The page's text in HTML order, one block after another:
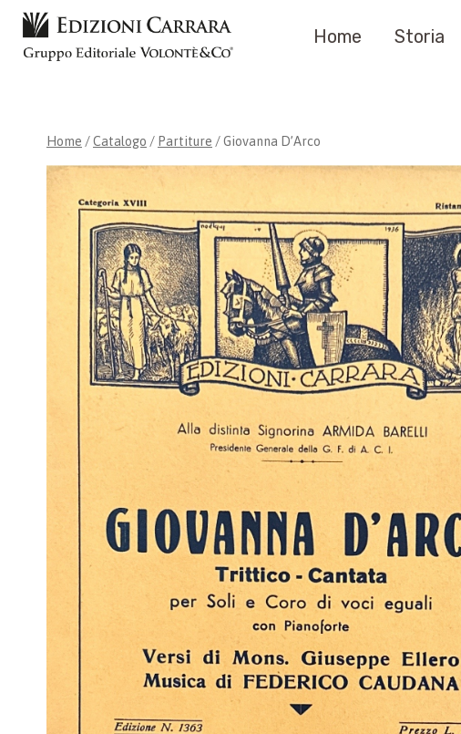
Salta
contenuto
Home Storia
Home /Catalogo / Partiture /Giovanna D’Arco